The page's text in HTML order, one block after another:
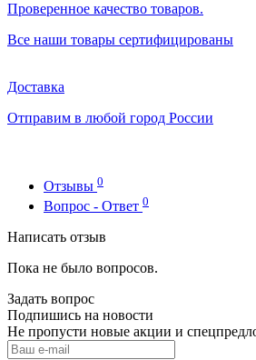
Проверенное качество товаров.
Все наши товары сертифицированы
Доставка
Отправим в любой город России
Отзывы 0
Вопрос - Ответ 0
Написать отзыв
Пока не было вопросов.
Задать вопрос
Подпишись на новости
Не пропусти новые акции и